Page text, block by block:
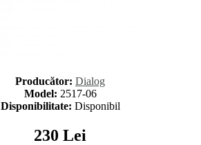
Producător: Dialog
Model: 2517-06
Disponibilitate: Disponibil
230 Lei